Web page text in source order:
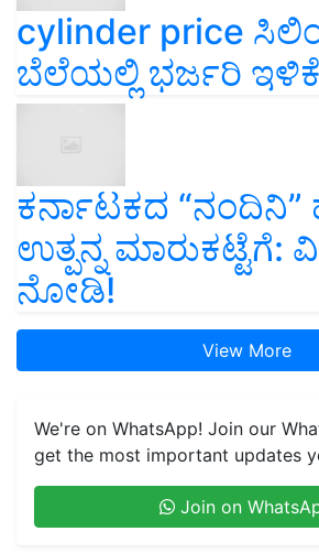
cylinder price
ಬೆಲೆಯಲ್ಲಿ ಭರ್ಜರಿ
ಕರ್ನಾಟಕದ
ಉತ್ಪನ್ನ ಮಾರುಕಟ್ಟೆಗೆ:
ನೋಡಿ!
View More
We're on WhatsApp! Join our
get the most important updates
Join on